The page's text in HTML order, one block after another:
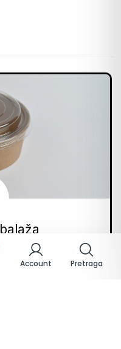
papirne čaše,
Account Pretraga